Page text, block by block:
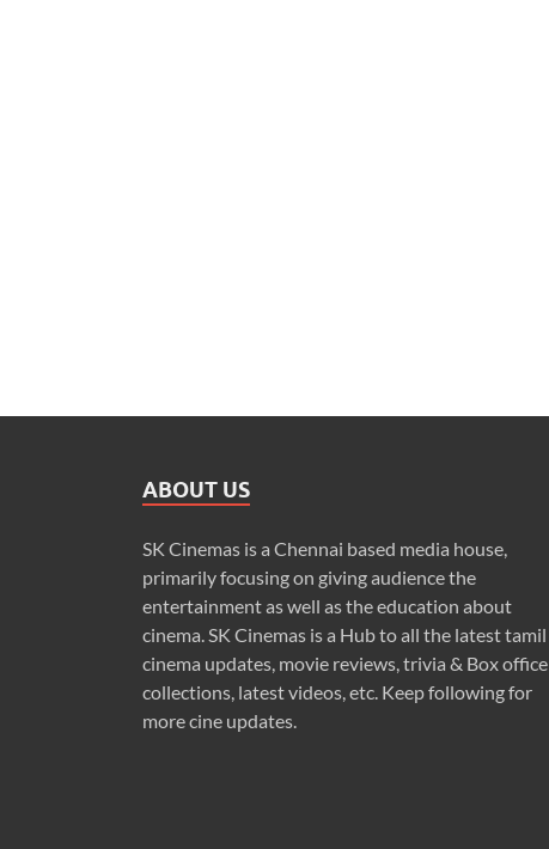
ABOUT US
SK Cinemas is a Chennai based media house,
primarily focusing on giving audience the
entertainment as well as the education about
cinema. SK Cinemas is a Hub to all the latest tamil
cinema updates, movie reviews, trivia & Box office
collections, latest videos, etc. Keep following for
more cine updates.